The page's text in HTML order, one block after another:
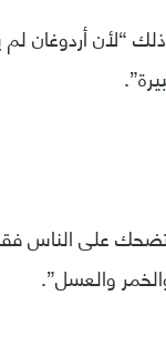
“لأن أردوغان لم
على الناس
والعسل”.